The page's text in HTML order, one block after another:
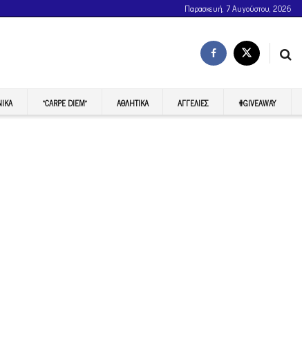
Παρασκευή, 7 Αυγούστου, 2026
“CARPE DIEM” ΑΘΛΗΤΙΚΆ ΑΓΓΕΛΊΕΣ #GIVEAWAY